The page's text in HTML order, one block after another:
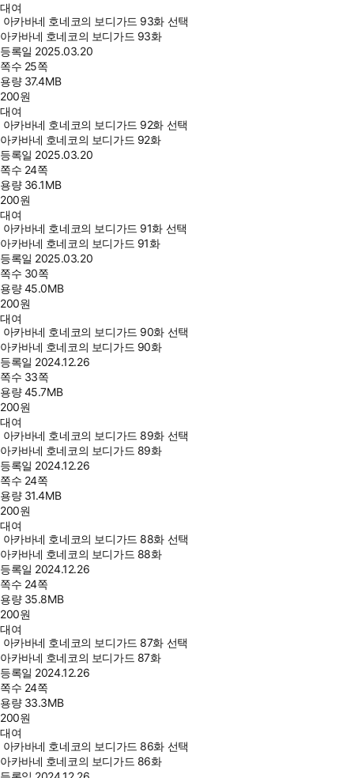
대여
아카바네 호네코의 보디가드 93화 선택
아카바네 호네코의 보디가드 93화
등록일 2025.03.20
쪽수 25쪽
용량 37.4MB
200원
대여
아카바네 호네코의 보디가드 92화 선택
아카바네 호네코의 보디가드 92화
등록일 2025.03.20
쪽수 24쪽
용량 36.1MB
200원
대여
아카바네 호네코의 보디가드 91화 선택
아카바네 호네코의 보디가드 91화
등록일 2025.03.20
쪽수 30쪽
용량45.0MB
200원
대여
아카바네 호네코의 보디가드 90화 선택
아카바네 호네코의 보디가드 90화
등록일 2024.12.26
쪽수 33쪽
용량45.7MB
200원
대여
아카바네 호네코의 보디가드 89화 선택
아카바네 호네코의 보디가드 89화
등록일 2024.12.26
쪽수 24쪽
용량 31.4MB
200원
대여
아카바네 호네코의 보디가드 88화 선택
아카바네 호네코의 보디가드 88화
등록일 2024.12.26
쪽수 24쪽
용량 35.8MB
200원
대여
아카바네 호네코의 보디가드 87화 선택
아카바네 호네코의 보디가드 87화
등록일 2024.12.26
쪽수 24쪽
용량 33.3MB
200원
대여
아카바네 호네코의 보디가드 86화 선택
아카바네 호네코의 보디가드 86화